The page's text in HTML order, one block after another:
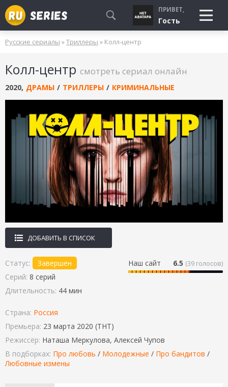
СМОТРЮ
БУДУ СМОТРЕТЬ
УЖЕ СМОТРЕЛ
ПРИВЕТ,
Гость
Русские сериалы »Триллеры » Колл-центр
Колл-центр смотреть сериал онлайн
2020, ДРАМЫ / ТРИЛЛЕРЫ / КРИМИНАЛЬНЫЕ
ДОБАВИТЬ В СПИСОК
Наш сайт 6.5 (39 голосов)
Статус:
Завершен
Серий: 8 серий
Длительность: 44 мин
Страна: Россия
Премьера: 23 марта 2020 (ТНТ)
Режиссёр: Наташа Меркулова, Алексей Чупов
В подборках: Про любовь / Молодежные / Про бандитов /
Любовные измены